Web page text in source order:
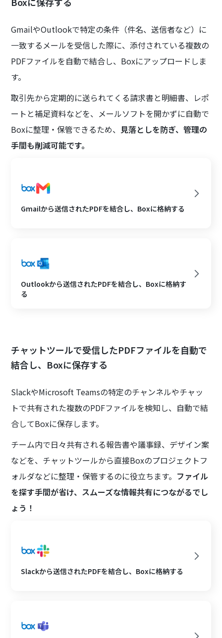
GmailやOutlookで特定の条件（件名、送信者など）に
一致するメールを受信した際に、添付されている複数の
PDFファイルを自動で結合し、Boxにアップロードしま
す。
取引先から定期的に送られてくる請求書と明細書、レポ
ートと補足資料などを、メールソフトを開かずに自動で
Boxに整理・保管できるため、 見落としを防ぎ、管理の
手間も削減可能です。
Gmailから送信されたPDFを結合し、Boxに格納する
Outlookから送信されたPDFを結合し、Boxに格納す
る
チャットツールで受信したPDFファイルを自動で
結合し、Boxに保存する
SlackやMicrosoft Teamsの特定のチャンネルやチャッ
トで共有された複数のPDFファイルを検知し、自動で結
合してBoxに保存します。
チーム内で日々共有される報告書や議事録、デザイン案
などを、チャットツールから直接Boxのプロジェクトフ
ォルダなどに整理・保管するのに役立ちます。 ファイル
を探す手間が省け、スムーズな情報共有につながるでし
ょう！
Slackから送信されたPDFを結合し、Boxに格納する